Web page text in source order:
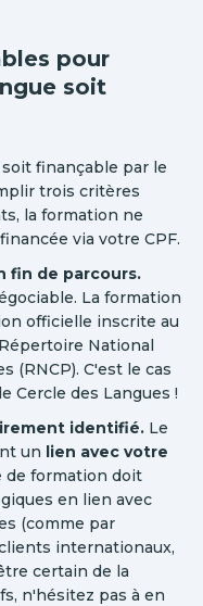
pour
soit
finançable par le
trois critères
la formation ne
via votre CPF.
fin de parcours.
La formation
officielle inscrite au
National
(RNCP). C'est le cas
Cercle des Langues !
identifié. Le
un lien avec votre
de formation doit
en lien avec
(comme par
internationaux,
certain de la
n'hésitez pas à en